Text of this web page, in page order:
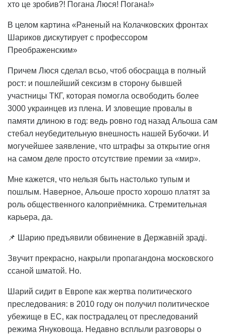
хто це зробив?! Погана Люся! Погана!»
В целом картина «Раненый на Колачковских фронтах
Шариков дискутирует с профессором
Преображенским»
Причем Люся сделал всьо, чтоб обосрацца в полный
рост: и пошлейший сексизм в сторону бывшей
участницы ТКГ, которая помогла освободить более
3000 украинцев из плена. И зловещие провалы в
памяти длиною в год: ведь ровно год назад Альоша сам
стебал неубедительную внешность нашей Бубочки. И
могучейшее заявление, что штрафы за открытие огня
на самом деле просто отсутствие премии за «мир».
Мне кажется, что нельзя быть настолько тупым и
пошлым. Наверное, Альоше просто хорошо платят за
роль общественного калоприёмника. Стремительная
карьера, да.
📌 Шарию предъявили обвинение в Державній зраді.
Звучит прекрасно, накрыли пропагандона московского
ссаной шматой. Но.
Шарий сидит в Европе как жертва политического
преследования: в 2010 году он получил политическое
убежище в ЕС, как пострадалец от преследований
режима Януковоща. Недавно всплыли разговоры о